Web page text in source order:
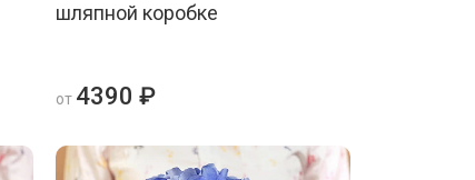
шляпной коробке
от 4390 ₽